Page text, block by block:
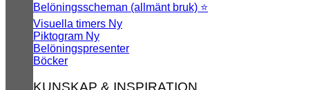
Belöningsscheman (allmänt bruk) ⭐
Visuella timers
Piktogram
Belöningspresenter
Böcker